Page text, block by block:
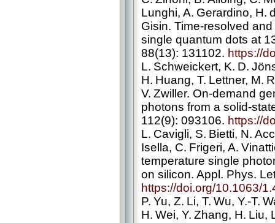
Lunghi, A. Gerardino, H.
Gisin. Time-resolved
single quantum dots at
88(13): 131102. https://
L. Schweickert, K. D.
H. Huang, T. Lettner, M.
V. Zwiller. On-demand
photons from a solid-­
112(9): 093106. https://
L. Cavigli, S. Bietti, N.
Isella, C. Frigeri, A.
temperature single
on silicon. Appl. Phys.
https://doi.org/10.1063/
P. Yu, Z. Li, T. Wu, Y.-T.
H. Wei, Y. Zhang, H. Liu,